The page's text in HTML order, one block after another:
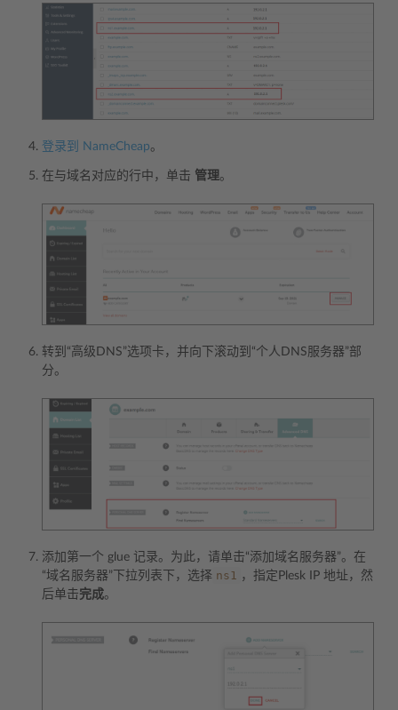
登录到 NameCheap。
在与域名对应的行中，单击 管理。
转到“高级DNS”选项卡，并向下滚动到“个人DNS服务器”部
分。
添加第一个 glue 记录。为此，请单击“添加域名服务器”。在
“域名服务器”下拉列表下，选择 ns1
，指定Plesk IP 地址，然
后单击完成。